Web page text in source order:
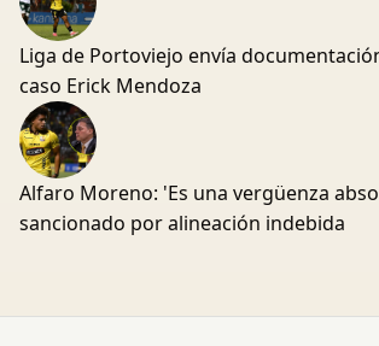
Liga de Portoviejo envía
caso Erick Mendoza
Alfaro Moreno: 'Es una vergüenza
sancionado por alineación indebida